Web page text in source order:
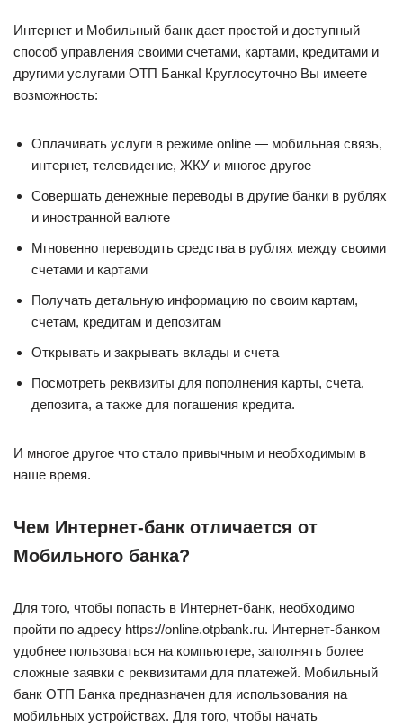
Интернет и Мобильный банк дает простой и доступный
способ управления своими счетами, картами, кредитами и
другими услугами ОТП Банка! Круглосуточно Вы имеете
возможность:
Оплачивать услуги в режиме online — мобильная связь,
интернет, телевидение, ЖКУ и многое другое
Совершать денежные переводы в другие банки в рублях
и иностранной валюте
Мгновенно переводить средства в рублях между своими
счетами и картами
Получать детальную информацию по своим картам,
счетам, кредитам и депозитам
Открывать и закрывать вклады и счета
Посмотреть реквизиты для пополнения карты, счета,
депозита, а также для погашения кредита.
И многое другое что стало привычным и необходимым в
наше время.
Чем Интернет-банк отличается от
Мобильного банка?
Для того, чтобы попасть в Интернет-банк, необходимо
пройти по адресу https://online.otpbank.ru. Интернет-банком
удобнее пользоваться на компьютере, заполнять более
сложные заявки с реквизитами для платежей. Мобильный
банк ОТП Банка предназначен для использования на
мобильных устройствах. Для того, чтобы начать